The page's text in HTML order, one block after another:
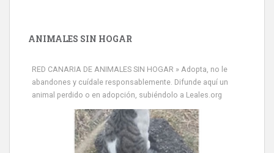
ANIMALES SIN HOGAR
RED CANARIA DE ANIMALES SIN HOGAR » Adopta, no le
abandones y cuídale responsablemente. Difunde aquí un
animal perdido o en adopción, subiéndolo a Leales.org